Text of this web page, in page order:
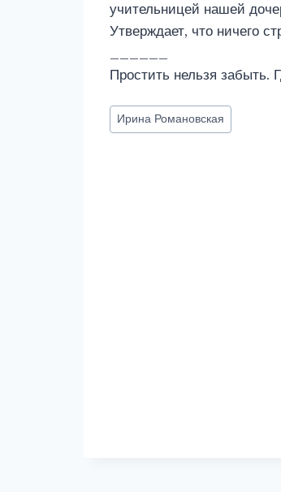
учительницей нашей
Утверждает, что ничего
Простить нельзя забыть.
Метки
записи:
Ирина Романовская